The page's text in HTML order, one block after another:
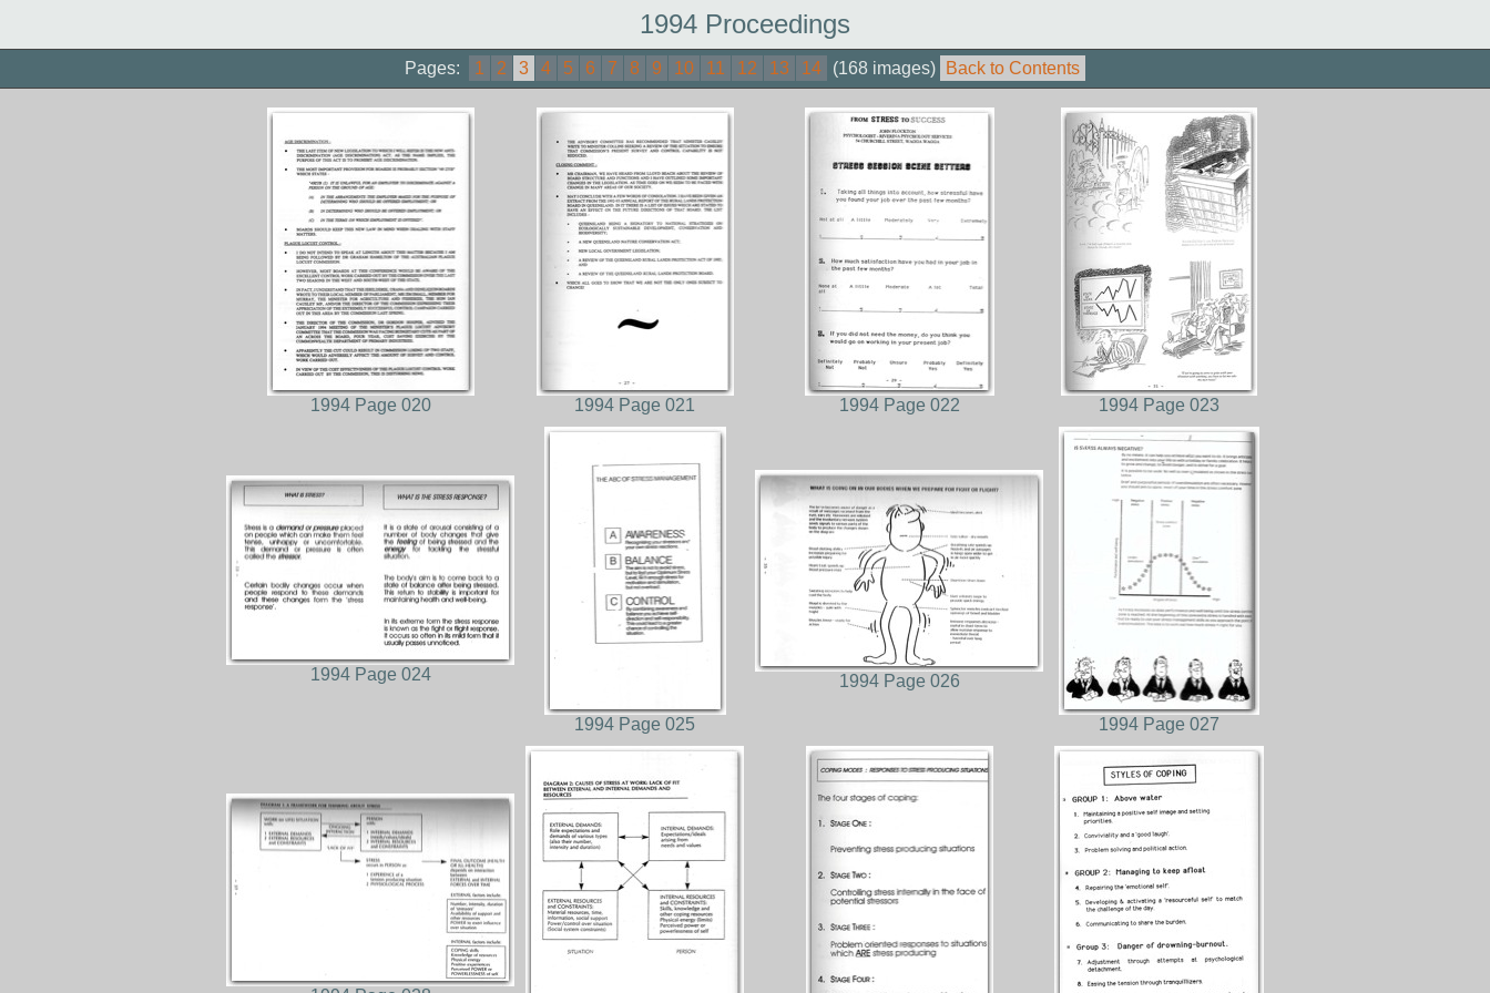
1994 Proceedings
Pages: 1 2 3 4 5 6 7 8 9 10 11 12 13 14 (168 images) Back to Contents
1994 Page 020 1994 Page 021 1994 Page 022 1994 Page 023
1994 Page 024
1994 Page 025
1994 Page 026
1994 Page 027